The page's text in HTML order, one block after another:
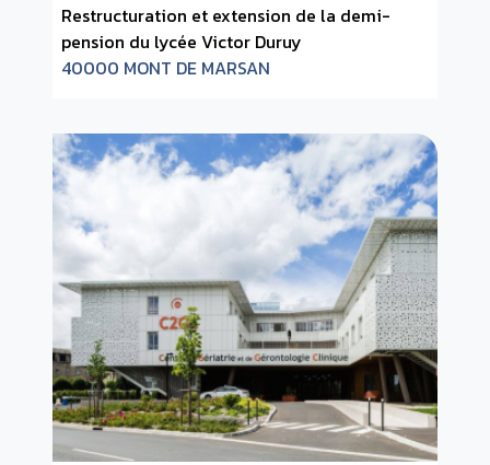
Restructuration et extension de la demi-
pension du lycée Victor Duruy
40000 MONT DE MARSAN